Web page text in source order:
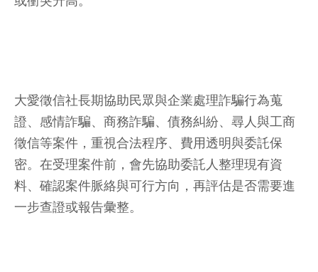
大愛徵信社長期協助民眾與企業處理詐騙行為蒐
證、感情詐騙、商務詐騙、債務糾紛、尋人與工商
徵信等案件，重視合法程序、費用透明與委託保
密。在受理案件前，會先協助委託人整理現有資
料、確認案件脈絡與可行方向，再評估是否需要進
一步查證或報告彙整。